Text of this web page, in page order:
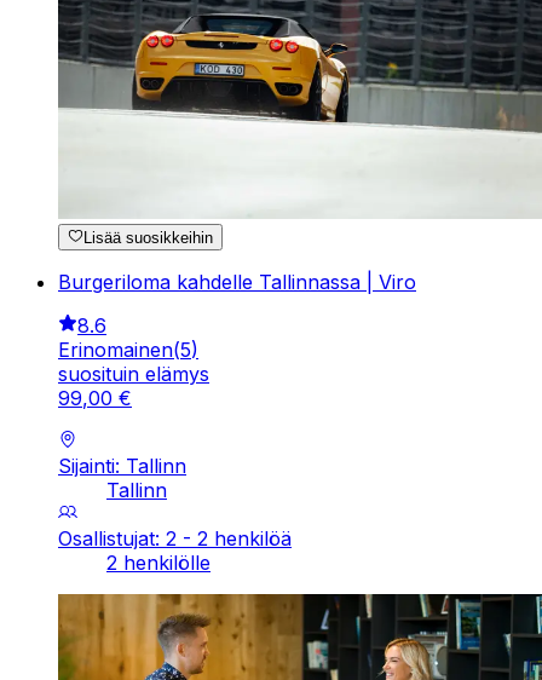
Lisää suosikkeihin
Burgeriloma kahdelle Tallinnassa | Viro
8.6
Erinomainen(5)
suosituin elämys
99,00 €
Sijainti: Tallinn
Tallinn
Osallistujat: 2 - 2 henkilöä
2 henkilölle